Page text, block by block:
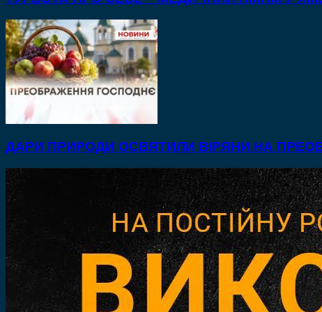
ДАРИ ПРИРОДИ ОСВЯТИЛИ ВІРЯНИ НА